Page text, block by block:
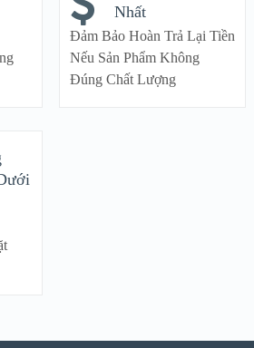
Nhất
Đảm Bảo Hoàn Trả Lại Tiền
Nếu Sản Phẩm Không
Đúng Chất Lượng